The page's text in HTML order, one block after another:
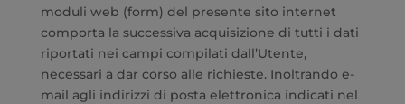
moduli web (form) del presente sito internet
comporta la successiva acquisizione di tutti i dati
riportati nei campi compilati dall’Utente,
necessari a dar corso alle richieste. Inoltrando e-
mail agli indirizzi di posta elettronica indicati nel